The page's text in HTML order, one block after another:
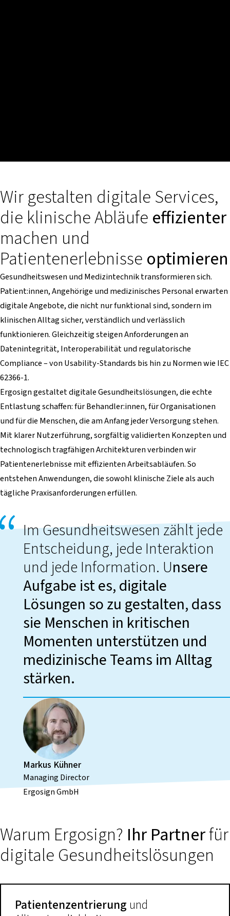
Wir gestalten digitale Services,
die klinische Abläufe effizienter
machen und
Patientenerlebnisse optimieren
Gesundheitswesen und Medizintechnik transformieren sich.
Patient:innen, Angehörige und medizinisches Personal erwarten
digitale Angebote, die nicht nur funktional sind, sondern im
klinischen Alltag sicher, verständlich und verlässlich
funktionieren. Gleichzeitig steigen Anforderungen an
Datenintegrität, Interoperabilität und regulatorische
Compliance – von Usability-Standards bis hin zu Normen wie IEC
62366-1.
Ergosign gestaltet digitale Gesundheitslösungen, die echte
Entlastung schaffen: für Behandler:innen, für Organisationen
und für die Menschen, die am Anfang jeder Versorgung stehen.
Mit klarer Nutzerführung, sorgfältig validierten Konzepten und
technologisch tragfähigen Architekturen verbinden wir
Patientenerlebnisse mit effizienten Arbeitsabläufen. So
entstehen Anwendungen, die sowohl klinische Ziele als auch
tägliche Praxisanforderungen erfüllen.
Im Gesundheitswesen zählt jede
Entscheidung, jede Interaktion
und jede Information. Unsere
Aufgabe ist es, digitale
Lösungen so zu gestalten, dass
sie Menschen in kritischen
Momenten unterstützen und
medizinische Teams im Alltag
stärken.
Markus Kühner
Managing Director
Ergosign GmbH
Warum Ergosign? Ihr Partnerfür
digitale Gesundheitslösungen
Patientenzentrierung und